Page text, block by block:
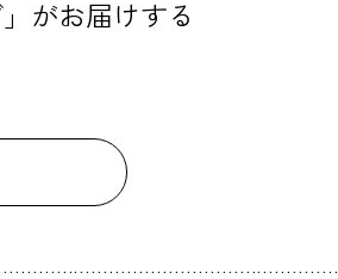
がお届けする